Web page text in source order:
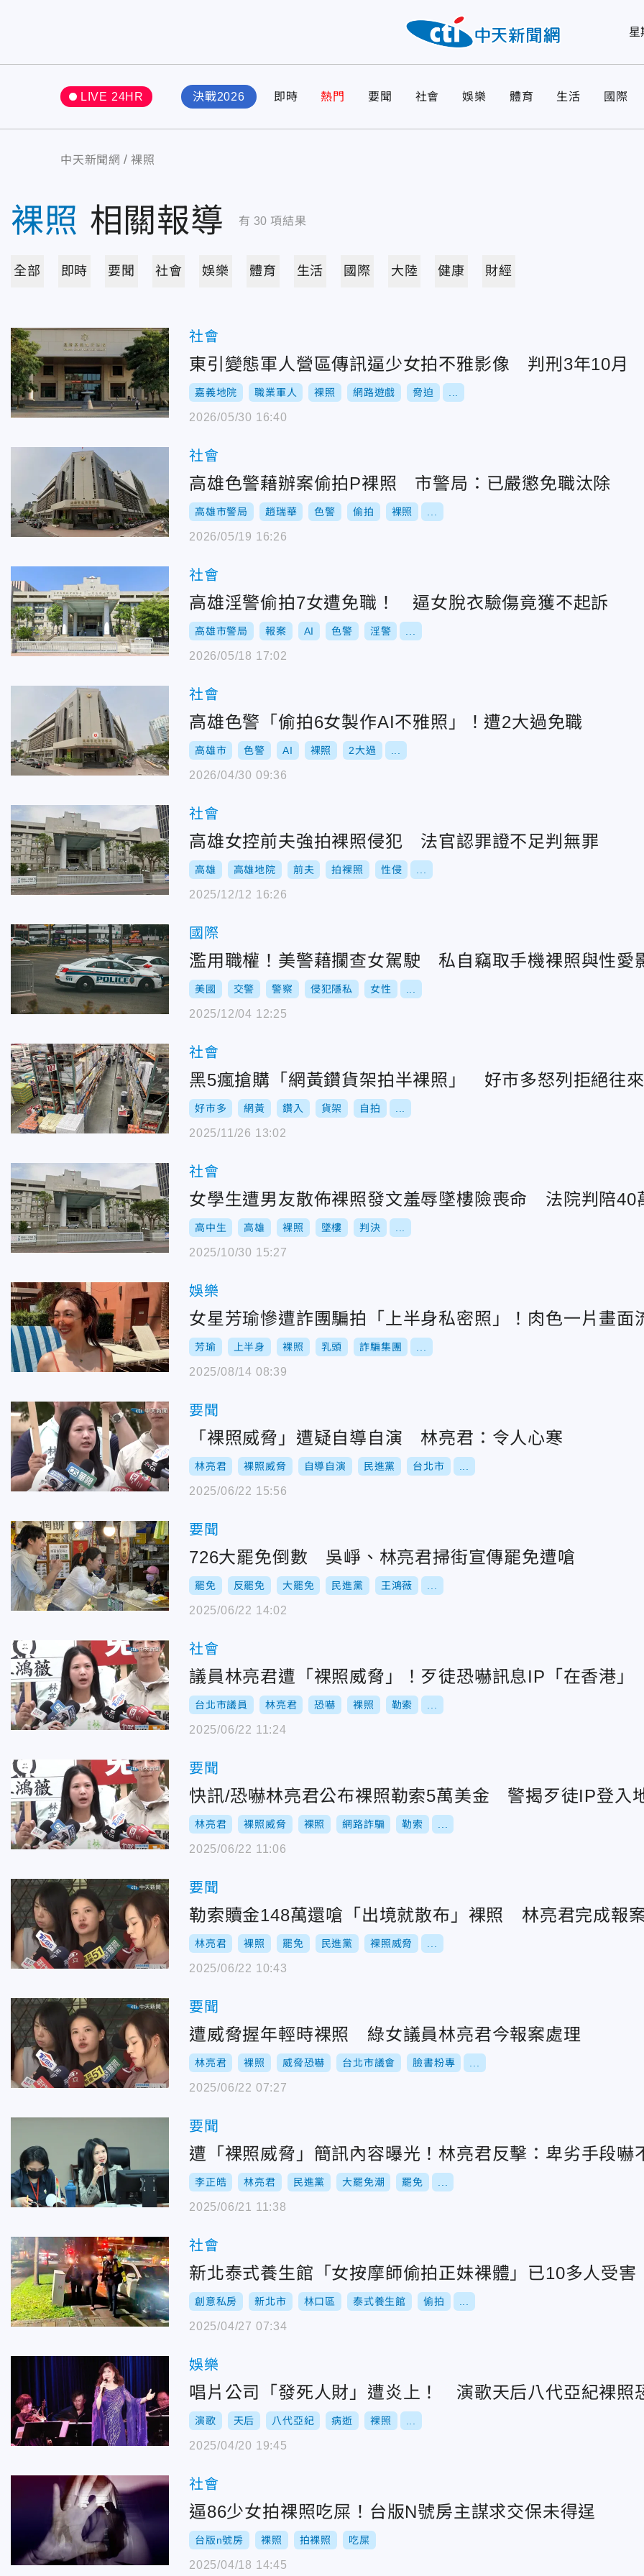
星
LIVE 24HR 決戰2026 即時 熱門 要聞 社會 娛樂 體育 生活 國際
中天新聞網 裸照
裸照 相關報導 有 30 項結果
全部 即時 要聞 社會 娛樂 體育 生活 國際 大陸 健康 財經
社會
東引變態軍人營區傳訊逼少女拍不雅影像 判刑3年10月
嘉義地院 職業軍人 裸照 網路遊戲 脅迫
2026/05/30 16:40
社會
高雄色警藉辦案偷拍P裸照 市警局：已嚴懲免職汰除
高雄市警局 趙瑞華 色警 偷拍 裸照
2026/05/19 16:26
社會
高雄淫警偷拍7女遭免職！ 逼女脫衣驗傷竟獲不起訴
高雄市警局 報案 AI 色警 淫警
2026/05/18 17:02
社會
高雄色警「偷拍6女製作AI不雅照」！遭2大過免職
高雄市 色警 AI 裸照 2大過
2026/04/30 09:36
社會
高雄女控前夫強拍裸照侵犯 法官認罪證不足判無罪
高雄 高雄地院 前夫 拍裸照 性侵
2025/12/12 16:26
國際
濫用職權！美警藉攔查女駕駛 私自竊取手機裸照與性愛
美國 交警 警察 侵犯隱私 女性
2025/12/04 12:25
社會
黑5瘋搶購「網黃鑽貨架拍半裸照」 好市多怒列拒絕往
好市多 網黃 鑽入 貨架 自拍
2025/11/26 13:02
社會
女學生遭男友散佈裸照發文羞辱墜樓險喪命 法院判陪40
高中生 高雄 裸照 墜樓 判決
2025/10/30 15:27
娛樂
女星芳瑜慘遭詐團騙拍「上半身私密照」！肉色一片畫面
芳瑜 上半身 裸照 乳頭 詐騙集團
2025/08/14 08:39
要聞
「裸照威脅」遭疑自導自演 林亮君：令人心寒
林亮君 裸照威脅 自導自演 民進黨 台北市
2025/06/22 15:56
要聞
726大罷免倒數 吳崢、林亮君掃街宣傳罷免遭嗆
罷免 反罷免 大罷免 民進黨 王鴻薇
2025/06/22 14:02
社會
議員林亮君遭「裸照威脅」！歹徒恐嚇訊息IP「在香港」
台北市議員 林亮君 恐嚇 裸照 勒索
2025/06/22 11:24
要聞
快訊/恐嚇林亮君公布裸照勒索5萬美金 警揭歹徒IP登入
林亮君 裸照威脅 裸照 網路詐騙 勒索
2025/06/22 11:06
要聞
勒索贖金148萬還嗆「出境就散布」裸照 林亮君完成報
林亮君 裸照 罷免 民進黨 裸照威脅
2025/06/22 10:43
要聞
遭威脅握年輕時裸照 綠女議員林亮君今報案處理
林亮君 裸照 威脅恐嚇 台北市議會 臉書粉專
2025/06/22 07:27
要聞
遭「裸照威脅」簡訊內容曝光！林亮君反擊：卑劣手段嚇
李正皓 林亮君 民進黨 大罷免潮 罷免
2025/06/21 11:38
社會
新北泰式養生館「女按摩師偷拍正妹裸體」已10多人受害
創意私房 新北市 林口區 泰式養生館 偷拍
2025/04/27 07:34
娛樂
唱片公司「發死人財」遭炎上！ 演歌天后八代亞紀裸照
演歌 天后 八代亞紀 病逝 裸照
2025/04/20 19:45
社會
逼86少女拍裸照吃屎！台版N號房主謀求交保未得逞
台版n號房 裸照 拍裸照 吃屎
2025/04/18 14:45